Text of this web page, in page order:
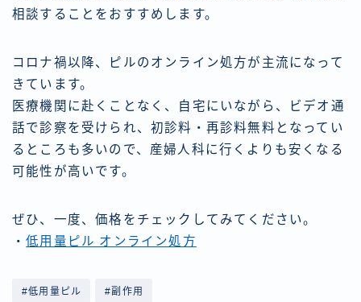
相談することをおすすめします。
コロナ禍以降、ピルのオンライン処方が主流になって
きています。
医療機関に赴くことなく、自宅にいながら、ビデオ通
話で診察を受けられ、初診料・再診料無料となってい
るところも多いので、産婦人科に行くよりも安くなる
可能性が高いです。
ぜひ、一度、価格をチェックしてみてください。
・低用量ピル オンライン処方
#低用量ピル #副作用